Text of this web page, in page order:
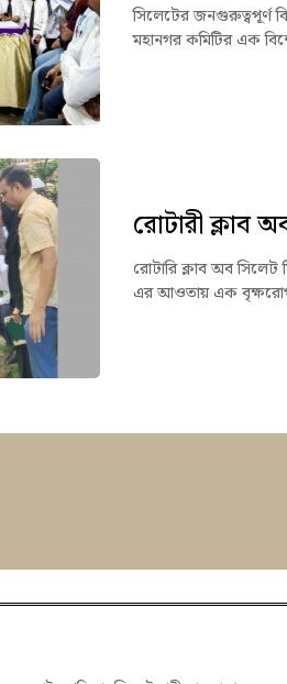
সিলেটের জনগুরুত্বপূর্ণ
মহানগর কমিটির এক
রোটারী ক্লাব
রোটারি ক্লাব অব সিলেট
এর আওতায় এক